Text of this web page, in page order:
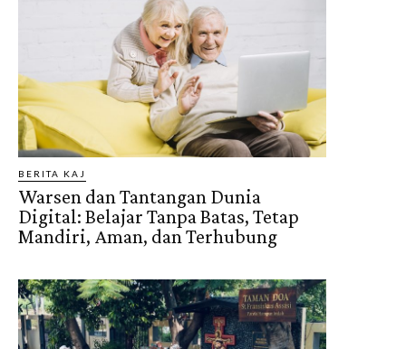
BERITA KAJ
Warsen dan Tantangan Dunia
Digital: Belajar Tanpa Batas, Tetap
Mandiri, Aman, dan Terhubung